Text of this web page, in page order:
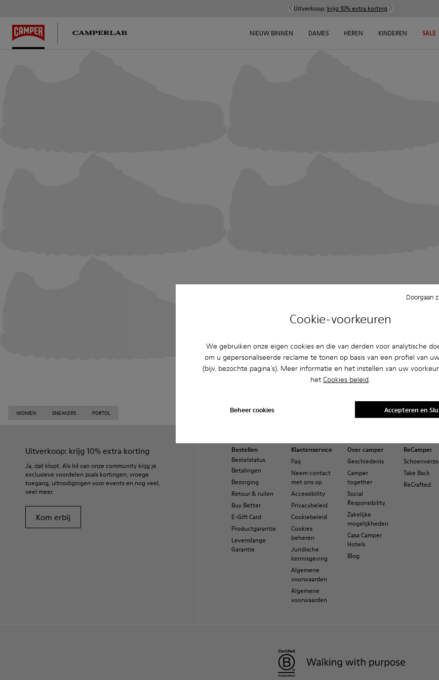
Cookie-voorkeuren
We gebruiken onze eigen cookies en die van derden voor analytische
om u gepersonaliseerde reclame te tonen op basis van een profiel van
(bijv. bezochte pagina's). Meer informatie en het instellen van uw
het Cookies beleid.
Beheer cookies
Doorgaan
Accepteren en
Uitverkoop: krijg 10% extra korting
NIEUW BINNEN DAMES HEREN KINDEREN SALE
WOMEN SNEAKERS PORTOL
Uitverkoop: krijg 10% extra korting
Ja, dat klopt. Als lid van onze community krijg je
exclusieve voordelen zoals kortingen, vroege
toegang, uitnodigingen voor events en nog veel,
veel meer.
Kom erbij
Bestellen
Bestelstatus
Betalingen
Bezorging
Retour & ruilen
Buy Better
E-Gift Card
Productgarantie
Levenslange
Garantie
Klantenservice
Faq
Neem contact
met ons op
Accessibility
Privacybeleid
Cookiebeleid
Cookies
beheren
Juridische
kennisgeving
Algemene
voorwaarden
Algemene
voorwaarden
Over camper
Geschiedenis
Camper
together
Social
Responsibility
Zakelijke
mogelijkheden
Casa Camper
Hotels
Blog
ReCamper
Take Back
ReCrafted